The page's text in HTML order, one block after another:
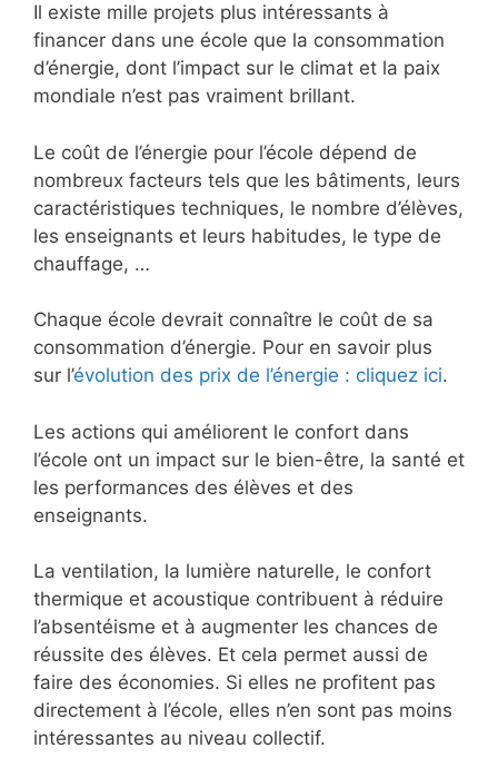
Il existe mille projets plus intéressants à
financer dans une école que la consommation
d’énergie, dont l’impact sur le climat et la paix
mondiale n’est pas vraiment brillant.
Le coût de l’énergie pour l’école dépend de
nombreux facteurs tels que les bâtiments, leurs
caractéristiques techniques, le nombre d’élèves,
les enseignants et leurs habitudes, le type de
chauffage, …
Chaque école devrait connaître le coût de sa
consommation d’énergie. Pour en savoir plus
sur l’évolution des prix de l’énergie : cliquez ici.
Les actions qui améliorent le confort dans
l’école ont un impact sur le bien-être, la santé et
les performances des élèves et des
enseignants.
La ventilation, la lumière naturelle, le confort
thermique et acoustique contribuent à réduire
l’absentéisme et à augmenter les chances de
réussite des élèves. Et cela permet aussi de
faire des économies. Si elles ne profitent pas
directement à l’école, elles n’en sont pas moins
intéressantes au niveau collectif.